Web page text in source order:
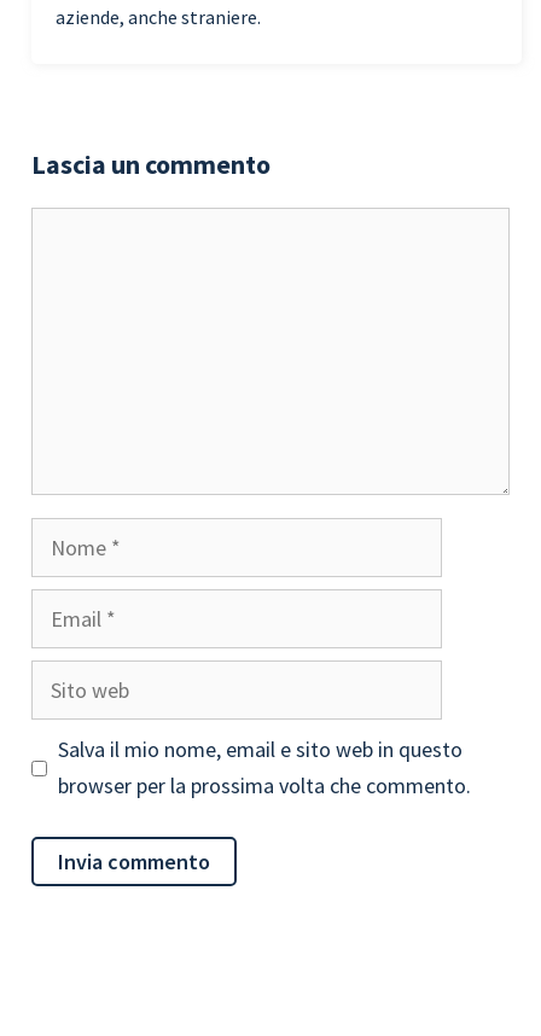
aziende, anche straniere.
Lascia un commento
Nome
Email
Sito
web
Salva il mio nome, email e sito web in questo
browser per la prossima volta che commento.